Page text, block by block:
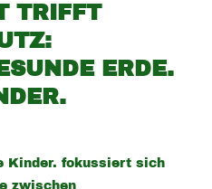
TRIFFT
ERDE.
Kinder. fokussiert sich
zwischen